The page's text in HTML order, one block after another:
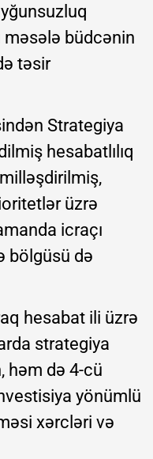
məsələ büdcənin
təsir
Strategiya
hesabatlılıq
üzrə
icraçı
bölgüsü də
hesabat ili üzrə
strategiya
həm də 4-cü
yönümlü
xərcləri və